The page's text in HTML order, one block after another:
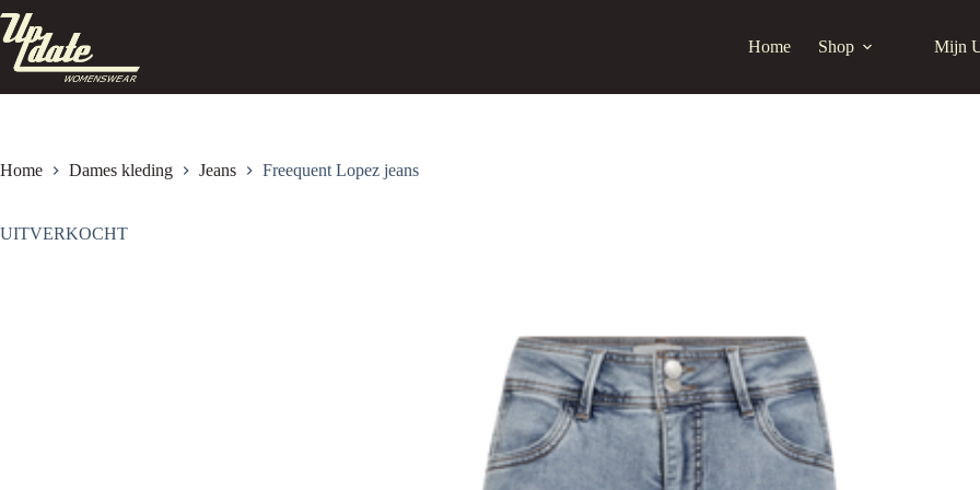
naar
de
inhoud
Home Shop Mijn
Home Dames kleding Jeans Freequent Lopez jeans
UITVERKOCHT